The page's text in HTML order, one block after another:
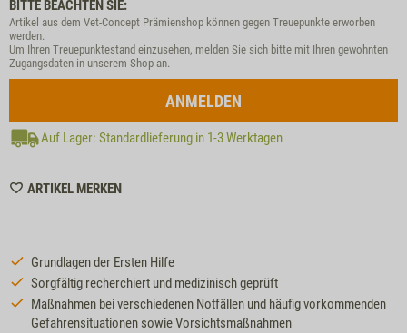
BITTE BEACHTEN SIE:
Artikel aus dem Vet-Concept Prämienshop können gegen Treuepunkte erworben
werden.
Um Ihren Treuepunktestand einzusehen, melden Sie sich bitte mit Ihren gewohnten
Zugangsdaten in unserem Shop an.
ANMELDEN
Auf Lager: Standardlieferung in 1-3 Werktagen
ARTIKEL MERKENWISHLIST
Grundlagen der Ersten Hilfe
Sorgfältig recherchiert und medizinisch geprüft
Maßnahmen bei verschiedenen Notfällen und häufig vorkommenden
Gefahrensituationen sowie Vorsichtsmaßnahmen